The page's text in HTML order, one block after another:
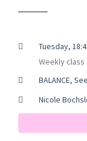
Tuesday,
Weekly class
BALANCE,
Nicole